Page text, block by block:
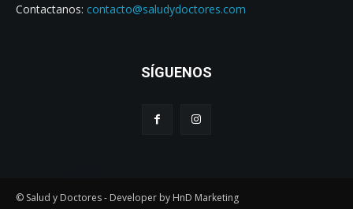
Contactanos: contacto@saludydoctores.com
SÍGUENOS
© Salud y Doctores - Developer by HnD Marketing